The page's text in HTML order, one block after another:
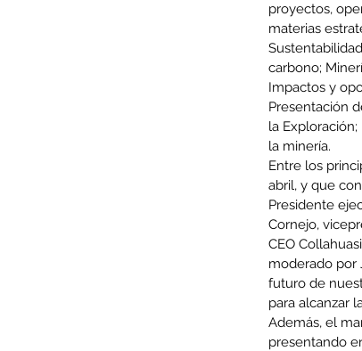
Minería del cobre
menor
operaciones
inversión y
proyectos,
materias
carbono;
Impactos y
Presentación
la
la minería.
Entre los
abril, y que
Presidente
Cornejo,
CEO
moderado por
futuro de
para alcanzar
Además, el
presentando